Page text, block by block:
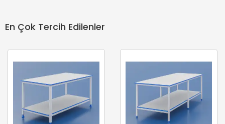
En Çok Tercih Edilenler